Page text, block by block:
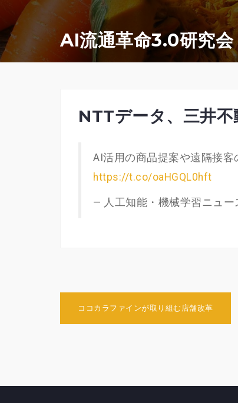
ン
テ
ン
AI流通革命3.0研究会
NTTデータ、三井
AI活用の商品提案や遠隔接
https://t.co/oaHGQL0hft
— 人工知能・機械学習ニュー
稿
ココカラファインが取り組む店舗改革